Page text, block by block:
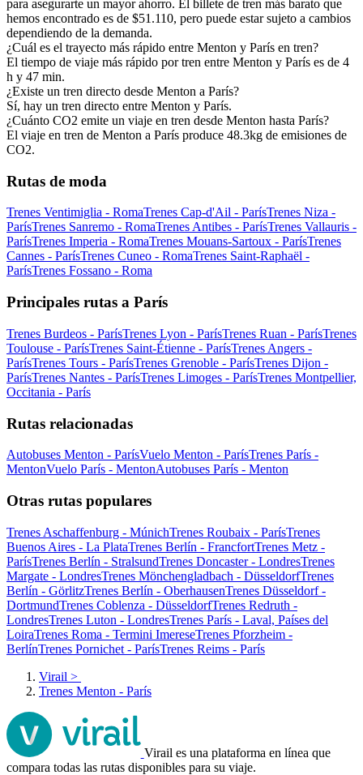
para asegurarte un mayor ahorro. El billete de tren más barato que
hemos encontrado es de $51.110, pero puede estar sujeto a cambios
dependiendo de la demanda.
¿Cuál es el trayecto más rápido entre Menton y París en tren?
El tiempo de viaje más rápido por tren entre Menton y París es de 4
h y 47 min.
¿Existe un tren directo desde Menton a París?
Sí, hay un tren directo entre Menton y París.
¿Cuánto CO2 emite un viaje en tren desde Menton hasta París?
El viaje en tren de Menton a París produce 48.3kg de emisiones de
CO2.
Rutas de moda
Trenes Ventimiglia - RomaTrenes Cap-d'Ail - ParísTrenes Niza -
ParísTrenes Sanremo - RomaTrenes Antibes - ParísTrenes Vallauris -
ParísTrenes Imperia - RomaTrenes Mouans-Sartoux - ParísTrenes
Cannes - ParísTrenes Cuneo - RomaTrenes Saint-Raphaël -
ParísTrenes Fossano - Roma
Principales rutas a París
Trenes Burdeos - ParísTrenes Lyon - ParísTrenes Ruan - ParísTrenes
Toulouse - ParísTrenes Saint-Étienne - ParísTrenes Angers -
ParísTrenes Tours - ParísTrenes Grenoble - ParísTrenes Dijon -
ParísTrenes Nantes - ParísTrenes Limoges - ParísTrenes Montpellier,
Occitania - París
Rutas relacionadas
Autobuses Menton - ParísVuelo Menton - ParísTrenes París -
MentonVuelo París - MentonAutobuses París - Menton
Otras rutas populares
Trenes Aschaffenburg - MúnichTrenes Roubaix - ParísTrenes
Buenos Aires - La PlataTrenes Berlín - FrancfortTrenes Metz -
ParísTrenes Berlín - StralsundTrenes Doncaster - LondresTrenes
Margate - LondresTrenes Mönchengladbach - DüsseldorfTrenes
Berlín - GörlitzTrenes Berlín - OberhausenTrenes Düsseldorf -
DortmundTrenes Coblenza - DüsseldorfTrenes Redruth -
LondresTrenes Luton - LondresTrenes París - Laval, Países del
LoiraTrenes Roma - Termini ImereseTrenes Pforzheim -
BerlínTrenes Pornichet - ParísTrenes Reims - París
Virail >
Trenes Menton - París
Virail es una plataforma en línea que
compara todas las rutas disponibles para su viaje.